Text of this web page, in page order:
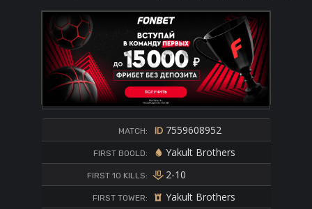
MATCH: 7559608952
FIRST BOOLD: Yakult Brothers
FIRST 10 KILLS: 2-10
FIRST TOWER: Yakult Brothers